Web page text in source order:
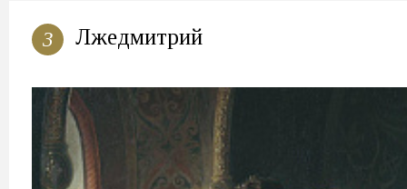
3 Лжедмитрий